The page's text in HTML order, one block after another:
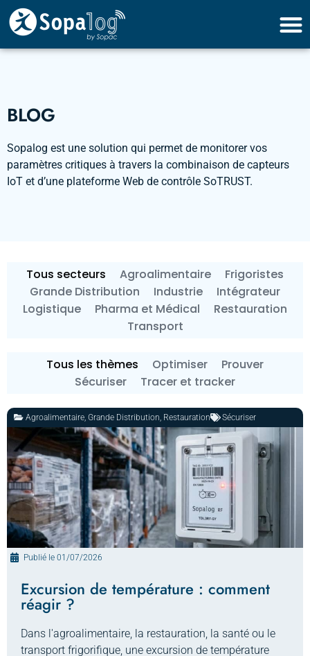
BLOG
Sopalog est une solution qui permet de monitorer vos
paramètres critiques à travers la combinaison de capteurs
IoT et d’une plateforme Web de contrôle SoTRUST.
Agroalimentaire
Frigoristes
Grande Distribution
Industrie
Intégrateur
Logistique
Pharma et Médical
Restauration
Transport
Tous secteurs
Optimiser
Prouver
Sécuriser
Tracer et tracker
Tous les thèmes
Agroalimentaire, Grande Distribution, Restauration Sécuriser
Publié le 01/07/2026
Excursion de température : comment
réagir ?
Dans l'agroalimentaire, la restauration, la santé ou le
transport frigorifique, une excursion de température